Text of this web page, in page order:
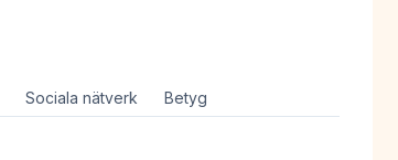
Sociala nätverk Betyg